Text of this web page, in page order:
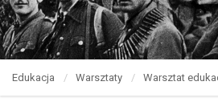
Edukacja Warsztaty Warsztat